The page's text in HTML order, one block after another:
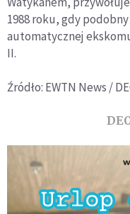
1988 roku, gdy
automatycznej
II.
Źródło: EWTN News /